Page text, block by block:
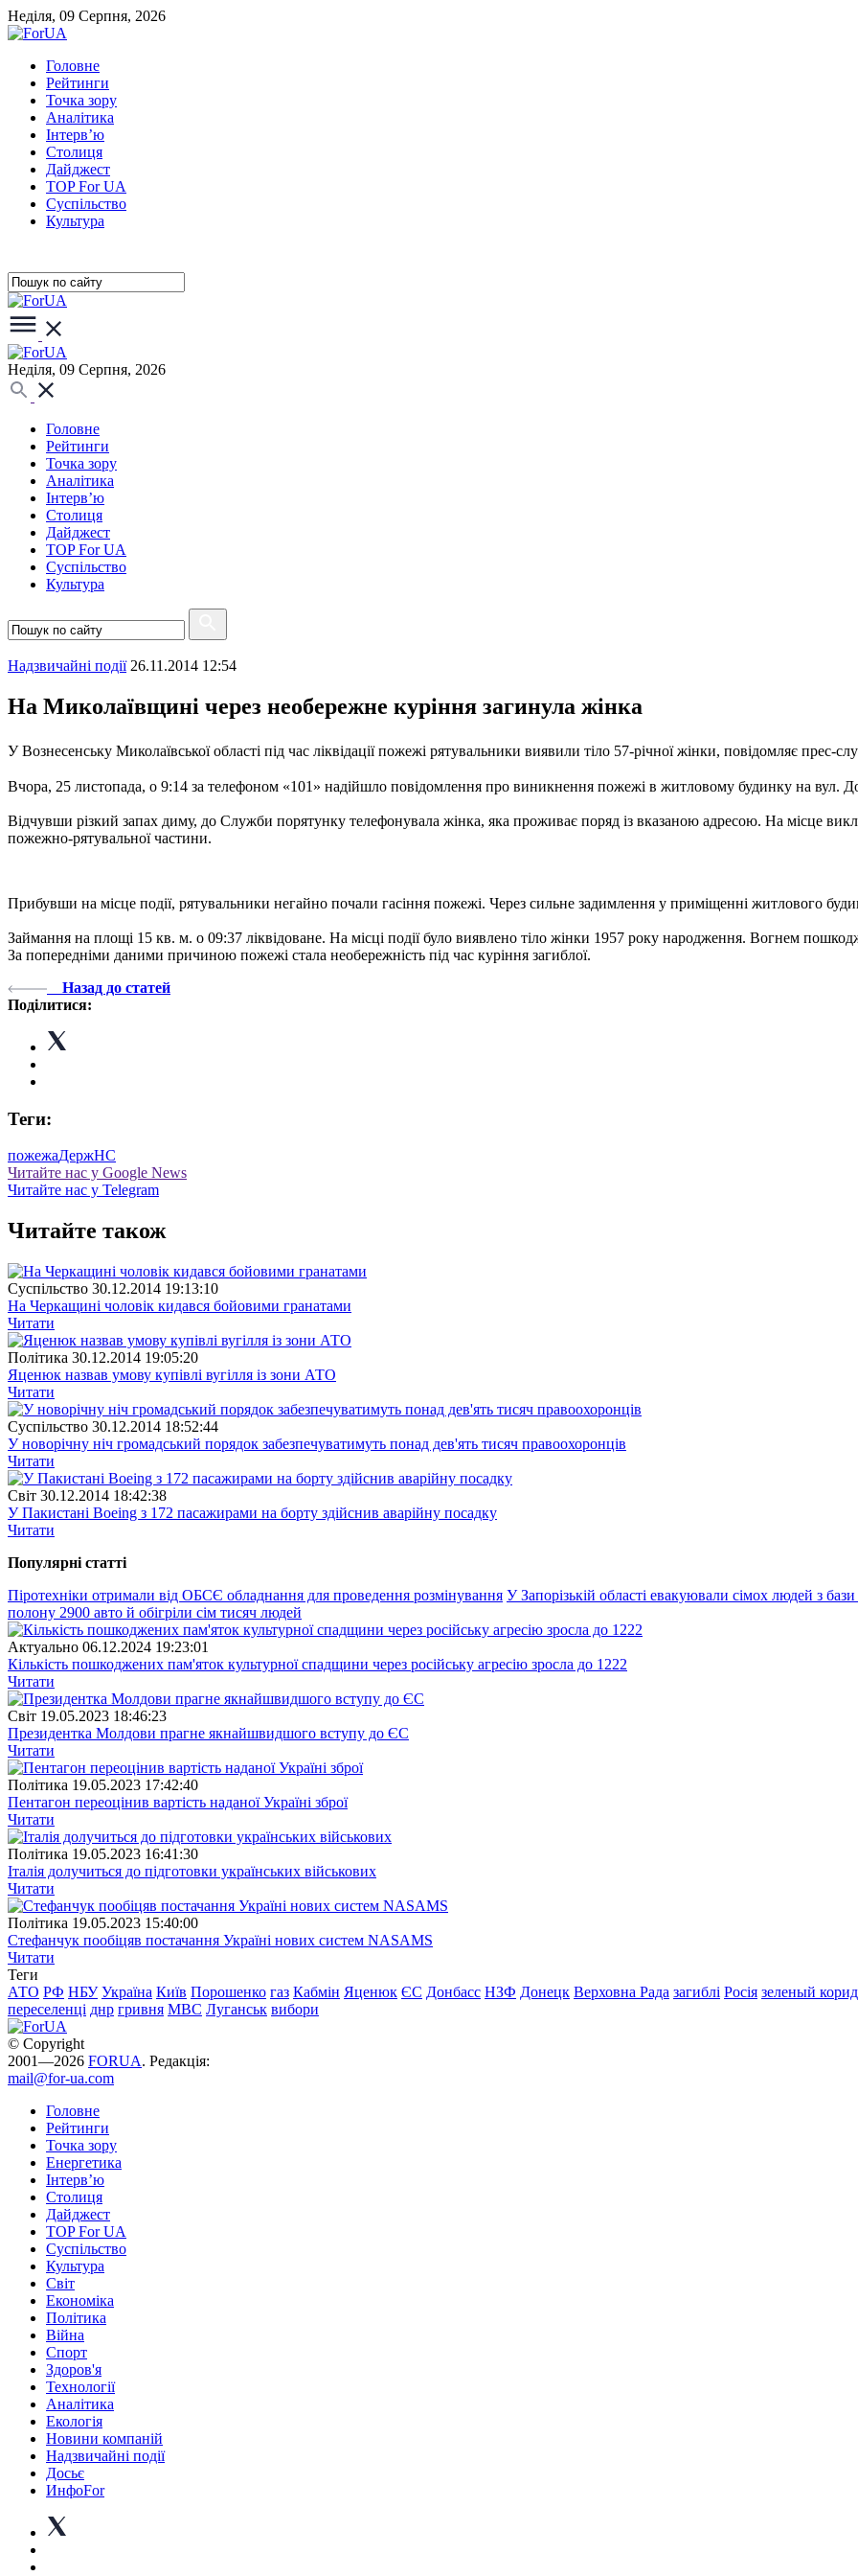
Неділя, 09 Серпня, 2026
Головне
Рейтинги
Точка зору
Аналітика
Інтерв’ю
Столиця
Дайджест
TOP For UA
Суспiльство
Культура
Неділя, 09 Серпня, 2026
Головне
Рейтинги
Точка зору
Аналітика
Інтерв’ю
Столиця
Дайджест
TOP For UA
Суспiльство
Культура
Надзвичайні події 26.11.2014 12:54
На Миколаївщині через необережне куріння загинула жінка
У Вознесенську Миколаївської області під час ліквідації пожежі рятувальники виявили тіло 57-річної жінки, повідомляє прес-
Вчора, 25 листопада, о 9:14 за телефоном «101» надійшло повідомлення про виникнення пожежі в житловому будинку на вул.
Відчувши різкий запах диму, до Служби порятунку телефонувала жінка, яка проживає поряд із вказаною адресою. На місце
пожежно-рятувальної частини.
Прибувши на місце події, рятувальники негайно почали гасіння пожежі. Через сильне задимлення у приміщенні житлового
Займання на площі 15 кв. м. о 09:37 ліквідоване. На місці події було виявлено тіло жінки 1957 року народження. Вогнем
За попередніми даними причиною пожежі стала необережність під час куріння загиблої.
Назад до статей
Поділитися:
Теги:
пожежаДержНС
Читайте нас у Google News
Читайте нас у Telegram
Читайте також
Суспiльство 30.12.2014 19:13:10
На Черкащині чоловік кидався бойовими гранатами
Читати
Полiтика 30.12.2014 19:05:20
Яценюк назвав умову купівлі вугілля із зони АТО
Читати
Суспiльство 30.12.2014 18:52:44
У новорічну ніч громадський порядок забезпечуватимуть понад дев'ять тисяч правоохоронців
Читати
Свiт 30.12.2014 18:42:38
У Пакистані Boeing з 172 пасажирами на борту здійснив аварійну посадку
Читати
Популярнi статтi
Піротехніки отримали від ОБСЄ обладнання для проведення розмінування У Запорізькій області евакуювали сімох людей з
полону 2900 авто й обігріли сім тисяч людей
Актуально 06.12.2024 19:23:01
Кількість пошкоджених пам'яток культурної спадщини через російську агресію зросла до 1222
Читати
Свiт 19.05.2023 18:46:23
Президентка Молдови прагне якнайшвидшого вступу до ЄС
Читати
Полiтика 19.05.2023 17:42:40
Пентагон переоцінив вартість наданої Україні зброї
Читати
Полiтика 19.05.2023 16:41:30
Італія долучиться до підготовки українських військових
Читати
Полiтика 19.05.2023 15:40:00
Стефанчук пообіцяв постачання Україні нових систем NASAMS
Читати
Теги
АТО РФ НБУ Україна Київ Порошенко газ Кабмін Яценюк ЄС Донбасс НЗФ Донецк Верховна Рада загиблі Росія зеленый
переселенці днр гривня МВС Луганськ вибори
© Copyright
2001—2026 FORUA. Редакція:
mail@for-ua.com
Головне
Рейтинги
Точка зору
Енергетика
Інтерв’ю
Столиця
Дайджест
TOP For UA
Суспiльство
Культура
Світ
Економіка
Політика
Війна
Спорт
Здоров'я
Технології
Аналітика
Екологія
Новини компаній
Надзвичайні події
Досьє
ИнфоFor